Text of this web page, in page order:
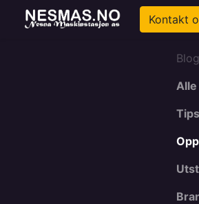
Kontakt
Alle